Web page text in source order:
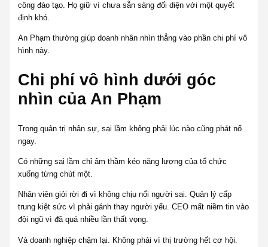
công đào tạo. Họ giữ vì chưa sẵn sàng đối diện với một quyết
định khó.
An Phạm thường giúp doanh nhân nhìn thẳng vào phần chi phí vô
hình này.
Chi phí vô hình dưới góc
nhìn của An Phạm
Trong quản trị nhân sự, sai lầm không phải lúc nào cũng phát nổ
ngay.
Có những sai lầm chỉ âm thầm kéo năng lượng của tổ chức
xuống từng chút một.
Nhân viên giỏi rời đi vì không chịu nổi người sai. Quản lý cấp
trung kiệt sức vì phải gánh thay người yếu. CEO mất niềm tin vào
đội ngũ vì đã quá nhiều lần thất vọng.
Và doanh nghiệp chậm lại. Không phải vì thị trường hết cơ hội.